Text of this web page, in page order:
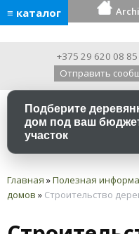
≡ каталог
+375 29 620 08 85
Отправить
Подберите
дом под ваш
участок
Главная »Полезная
домов » Строительство